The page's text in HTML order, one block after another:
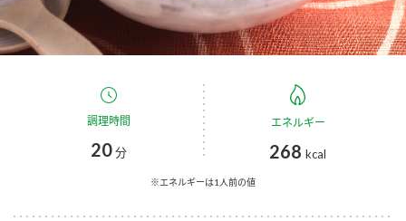
つゆ たれ
スープ 中華
くらしプラ酢
お酢ドリンク
国内事業概要
企業理念
ミツカンの歴史
ミツカンを知る
環境への取り組み
調理時間
20分
エネルギー
268 kcal
※エネルギーは1人前の値